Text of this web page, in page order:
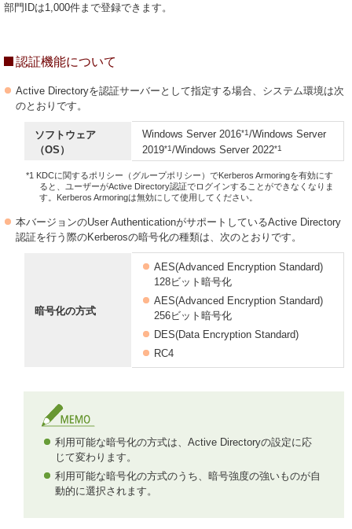
部門IDは1,000件まで登録できます。
認証機能について
Active Directoryを認証サーバーとして指定する場合、システム環境は次
のとおりです。
ソフトウェア
（OS）
Windows Server 2016*1/Windows Server
2019*1/Windows Server 2022*1
*1 KDCに関するポリシー（グループポリシー）でKerberos Armoringを有効にす
ると、ユーザーがActive Directory認証でログインすることができなくなりま
す。Kerberos Armoringは無効にして使用してください。
本バージョンのUser AuthenticationがサポートしているActive Directory
認証を行う際のKerberosの暗号化の種類は、次のとおりです。
暗号化の方式
AES(Advanced Encryption Standard)
128ビット暗号化
AES(Advanced Encryption Standard)
256ビット暗号化
DES(Data Encryption Standard)
RC4
利用可能な暗号化の方式は、Active Directoryの設定に応
じて変わります。
利用可能な暗号化の方式のうち、暗号強度の強いものが自
動的に選択されます。